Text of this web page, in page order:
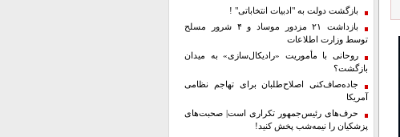
بازگشت دولت به "ادبیات انتخاباتی" !
بازداشت ۲۱ مزدور موساد و ۴ شرور مسلح
توسط وزارت اطلاعات
روحانی با مأموریت «رادیکال‌سازی» به میدان
بازگشت؟
جاده‌صاف‌کنی اصلاح‌طلبان برای تهاجم نظامی
آمریکا
حرف‌های رئیس‌جمهور تکراری است| صحبت‌های
پزشکیان را نیمه‌شب پخش کنید!